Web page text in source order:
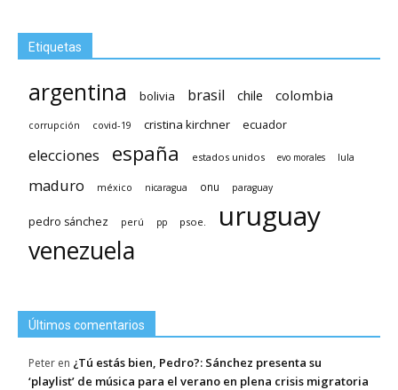
Etiquetas
argentina bolivia brasil chile colombia
corrupción covid-19 cristina kirchner ecuador
elecciones españa estados unidos evo morales lula
maduro méxico nicaragua onu paraguay
pedro sánchez perú pp psoe. uruguay
venezuela
Últimos comentarios
Peter en ¿Tú estás bien, Pedro?: Sánchez presenta su
‘playlist’ de música para el verano en plena crisis migratoria